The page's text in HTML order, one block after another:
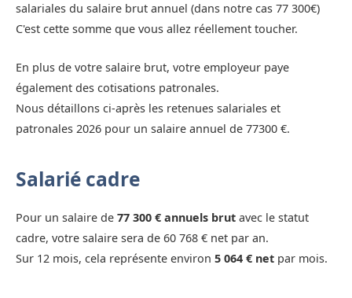
salariales du salaire brut annuel (dans notre cas 77 300€)
C'est cette somme que vous allez réellement toucher.
En plus de votre salaire brut, votre employeur paye
également des cotisations patronales.
Nous détaillons ci-après les retenues salariales et
patronales 2026 pour un salaire annuel de 77300 €.
Salarié cadre
Pour un salaire de 77 300 € annuels brut avec le statut
cadre, votre salaire sera de 60 768 € net par an.
Sur 12 mois, cela représente environ 5 064 € net par mois.